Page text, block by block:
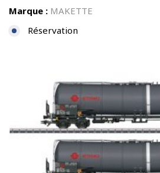
Marque : MAKETTE
Réservation